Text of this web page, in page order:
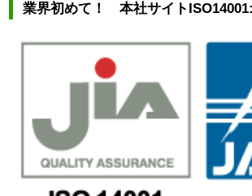
業界初めて！ 本社サイト